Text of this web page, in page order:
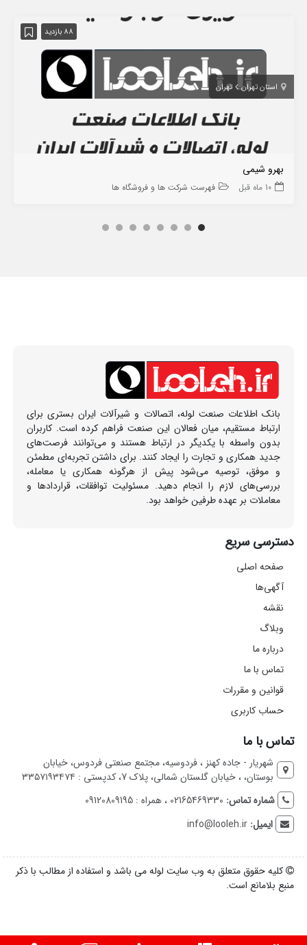
88 بازدید
استان تهران تهران
بهرو شیمی
10 ماه قبل فهرست شرکت ها و فروشگاه ها
بانک اطلاعات صنعت لوله، اتصالات و شیرآلات ایران بستری برای
ارتباط مستقیم، میان فعالان این صنعت فراهم کرده است. کاربران
بدون واسطه با یکدیگر در ارتباط هستند و می‌توانند فرصت‌های
جدید همکاری و تجارت را ایجاد کنند. برای داشتن تجربه‌ای مطمئن
و موفق، توصیه می‌شود پیش از هرگونه همکاری یا معامله،
بررسی‌های لازم را انجام دهید. مسئولیت توافقات، قراردادها و
معاملات بر عهده طرفین خواهد بود.
دسترسی سریع
صفحه اصلی
آگهی‌ها
نقشه
وبلاگ
درباره ما
تماس با ما
قوانین و مقررات
حساب کاربری
تماس با ما
شهریار - جاده کهنز ، فردوسیه، مجتمع صنعتی فردوس، خیابان
بوستان، ، خیابان گلستان شمالی، پلاک 7، کدپستی : ۳۳۵۷۱۹۳۴۷۴
شماره تماس: 02165469330 ، همراه : 09120809195
ایمیل:info@looleh.ir
کلیه حقوق متعلق به وب سایت لوله می باشد و استفاده از مطالب با ذکر
منبع بلامانع است.